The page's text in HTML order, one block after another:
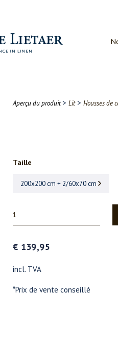
Aperçu du produit > Lit> Housses de
Taille
200x200 cm + 2/60x70 cm
€ 139,95
incl. TVA
*Prix de vente conseillé